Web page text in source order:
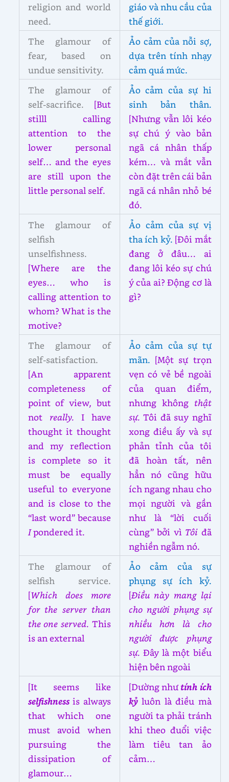
religion and world
need.
giáo và nhu cầu của
thế giới.
The glamour of
fear, based on
undue sensitivity.
Ảo cảm của nỗi sợ,
dựa trên tính nhạy
cảm quá mức.
The glamour of
self-sacrifice. [But
stilll calling
attention to the
lower personal
self… and the eyes
are still upon the
little personal self.
Ảo cảm của sự hi
sinh bản thân.
[Nhưng vẫn lôi kéo
sự chú ý vào bản
ngã cá nhân thấp
kém… và mắt vẫn
còn đặt trên cái bản
ngã cá nhân nhỏ bé
đó.
The glamour of
selfish
unselfishness.
[Where are the
eyes… who is
calling attention to
whom? What is the
motive?
Ảo cảm của sự vị
tha ích kỷ. [Đôi mắt
đang ở đâu… ai
đang lôi kéo sự chú
ý của ai? Động cơ là
gì?
The glamour of
self-satisfaction.
[An apparent
completeness of
point of view, but
not really. I have
thought it thought
and my reflection
is complete so it
must be equally
useful to everyone
and is close to the
“last word” because
Ipondered it.
Ảo cảm của sự tự
mãn. [Một sự trọn
vẹn có vẻ bề ngoài
của quan điểm,
nhưng không thật
sự. Tôi đã suy nghĩ
xong điều ấy và sự
phản tỉnh của tôi
đã hoàn tất, nên
hẳn nó cũng hữu
ích ngang nhau cho
mọi người và gần
như là “lời cuối
cùng” bởi vì Tôi đã
nghiền ngẫm nó.
The glamour of
selfish service.
[Which does more
for the server than
the one served. This
is an external
Ảo cảm của sự
phụng sự ích kỷ.
[Điều này mang lại
cho người phụng sự
nhiều hơn là cho
người được phụng
sự. Đây là một biểu
hiện bên ngoài
[It seems like
selfishnessis always
that which one
must avoid when
pursuing the
dissipation of
glamour…
[Dường nhưtính ích
kỷluôn là điều mà
người ta phải tránh
khi theo đuổi việc
làm tiêu tan ảo
cảm…